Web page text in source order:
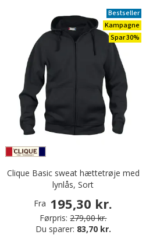
Bestseller
Kampagne
Spar 30%
Clique Basic sweat hættetrøje med
lynlås, Sort
Fra 195,30 kr.
Førpris: 279,00 kr.
Du sparer: 83,70 kr.